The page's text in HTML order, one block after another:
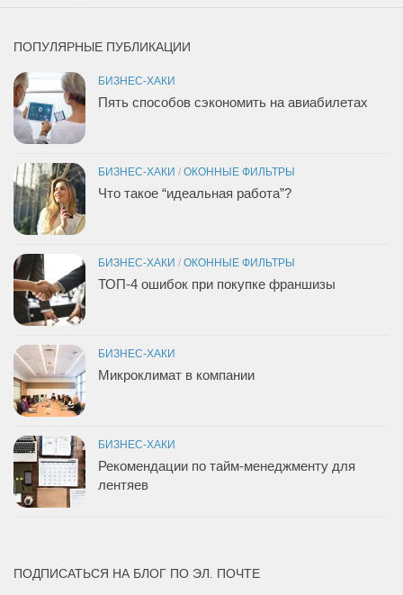
ПОПУЛЯРНЫЕ ПУБЛИКАЦИИ
БИЗНЕС-ХАКИ
Пять способов сэкономить на авиабилетах
БИЗНЕС-ХАКИ / ОКОННЫЕ ФИЛЬТРЫ
Что такое “идеальная работа”?
БИЗНЕС-ХАКИ / ОКОННЫЕ ФИЛЬТРЫ
ТОП-4 ошибок при покупке франшизы
БИЗНЕС-ХАКИ
Микроклимат в компании
БИЗНЕС-ХАКИ
Рекомендации по тайм-менеджменту для
лентяев
ПОДПИСАТЬСЯ НА БЛОГ ПО ЭЛ. ПОЧТЕ